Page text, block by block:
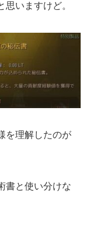
思いますけど。
を理解したのが
書と使い分けな